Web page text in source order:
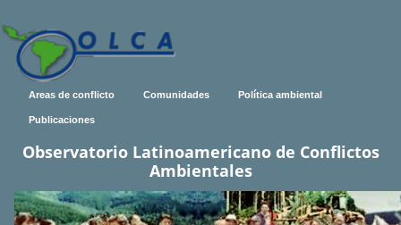
Areas de conflicto Comunidades Política ambiental
Publicaciones
Observatorio Latinoamericano de Conflictos
Ambientales